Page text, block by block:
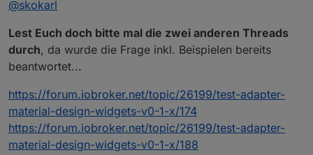
Gehört der rechte Teil mit zum Widget ?
Wenn ja, wo finde ich den ?
Wenn nein, was ist das für ein Widget ?
Danke und Gruß
@skokarl
Lest Euch doch bitte mal die zwei anderen Threads
durch, da wurde die Frage inkl. Beispielen bereits
beantwortet...
https://forum.iobroker.net/topic/26199/test-adapter-
material-design-widgets-v0-1-x/174
https://forum.iobroker.net/topic/26199/test-adapter-
material-design-widgets-v0-1-x/188